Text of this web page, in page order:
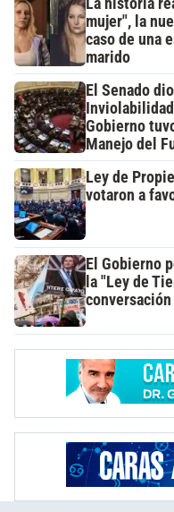
La historia
mujer", la
caso de una
marido
El Senado
Gobierno
Manejo del
Ley de
votaron a
El Gobierno
la "Ley de